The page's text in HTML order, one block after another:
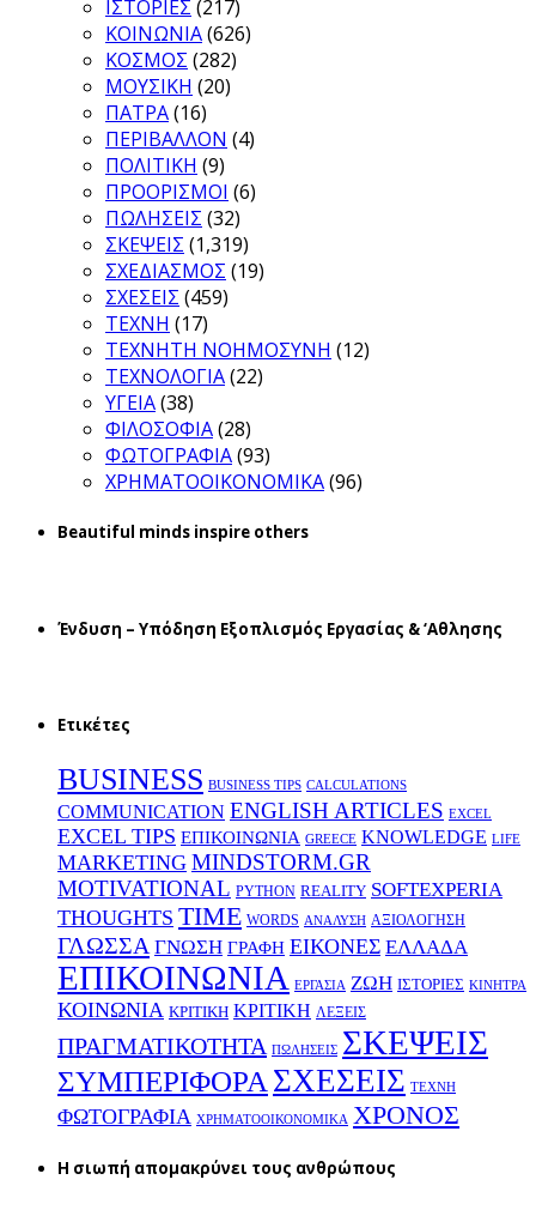
ΙΣΤΟΡΙΕΣ (217)
ΚΟΙΝΩΝΙΑ(626)
ΚΟΣΜΟΣ (282)
ΜΟΥΣΙΚΗ (20)
ΠΑΤΡΑ(16)
ΠΕΡΙΒΑΛΛΟΝ (4)
ΠΟΛΙΤΙΚΗ (9)
ΠΡΟΟΡΙΣΜΟΙ (6)
ΠΩΛΗΣΕΙΣ (32)
ΣΚΕΨΕΙΣ (1,319)
ΣΧΕΔΙΑΣΜΟΣ (19)
ΣΧΕΣΕΙΣ (459)
ΤΕΧΝΗ (17)
ΤΕΧΝΗΤΗ ΝΟΗΜΟΣΥΝΗ (12)
ΤΕΧΝΟΛΟΓΙΑ(22)
ΥΓΕΙΑ(38)
ΦΙΛΟΣΟΦΙΑ(28)
ΦΩΤΟΓΡΑΦΙΑ(93)
ΧΡΗΜΑΤΟΟΙΚΟΝΟΜΙΚΑ(96)
Beautiful minds inspire others
Ένδυση – Υπόδηση Εξοπλισμός Εργασίας & ‘Aθλησης
Ετικέτες
BUSINESS BUSINESS TIPS CALCULATIONS
COMMUNICATION ENGLISH ARTICLES EXCEL
EXCEL TIPS EΠΙΚΟΙΝΩΝΙΑ GREECE KNOWLEDGE LIFE
MARKETING MINDSTORM.GR
MOTIVATIONAL PYTHON REALITY SOFTEXPERIA
THOUGHTS TIME WORDS ΑΝΑΛΥΣΗ ΑΞΙΟΛΟΓΗΣΗ
ΓΛΩΣΣΑ ΓΝΩΣΗ ΓΡΑΦΗ ΕΙΚΟΝΕΣ ΕΛΛΑΔΑ
ΕΠΙΚΟΙΝΩΝΙΑ ΕΡΓΑΣΙΑ ΖΩΗ ΙΣΤΟΡΙΕΣ ΚΙΝΗΤΡΑ
ΚΟΙΝΩΝΙΑ ΚΡΙΤΙΚΗ ΚΡΙΤΙΚΗ ΛΕΞΕΙΣ
ΠΡΑΓΜΑΤΙΚΟΤΗΤΑ ΠΩΛΗΣΕΙΣ ΣΚΕΨΕΙΣ
ΣΥΜΠΕΡΙΦΟΡΑΣΧΕΣΕΙΣ ΤΕΧΝΗ
ΦΩΤΟΓΡΑΦΙΑ ΧΡΗΜΑΤΟΟΙΚΟΝΟΜΙΚΑ ΧΡΟΝΟΣ
H σιωπή απομακρύνει τους ανθρώπους